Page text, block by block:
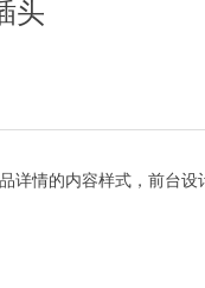
头
详情的内容样式，前台设